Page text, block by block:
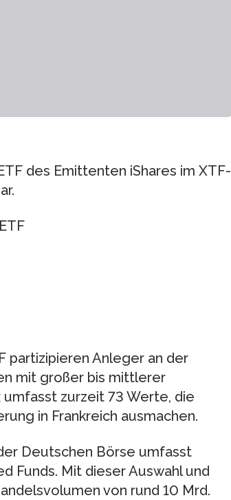
des Emittenten iShares im XTF-
partizipieren Anleger an der
mit großer bis mittlerer
zurzeit 73 Werte, die
in Frankreich ausmachen.
Deutschen Börse umfasst
Funds. Mit dieser Auswahl und
von rund 10 Mrd.